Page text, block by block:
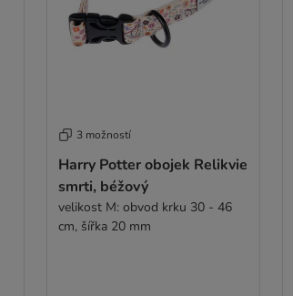
3 možností
Harry Potter obojek Relikvie
smrti, béžový
velikost M: obvod krku 30 - 46
cm, šířka 20 mm